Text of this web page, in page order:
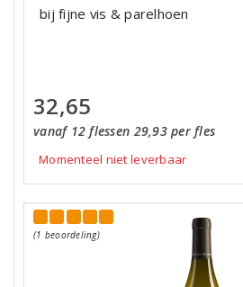
bij fijne vis & parelhoen
32,65
vanaf 12 flessen 29,93 per fles
Momenteel niet leverbaar
(1 beoordeling)